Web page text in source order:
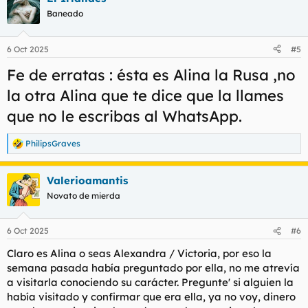
cuando llego tarda un poquito, pero bien, la veo y me me digo,
uff, creo que he palmado 50€, pero como ya estamos y con el
calenton, pos venga pa dentro.,pos eso empieza a chupar con
desgana , casi ni se pone dura , le digo venga dame condon
que te empuje como el que cierra un cajo, tres envestidas ,
hago que me corro , y pa casa. encima se molesta la señora
c
i
e
:
Baneado
6 Oct 2025 #5
Fe de erratas : ésta es Alina la Rusa ,no
la otra Alina que te dice que la llames
que no le escribas al WhatsApp.
R
e
a
c
c
i
e
:
PhilipsGraves
Valerioamantis
Novato de mierda
6 Oct 2025 #6
Claro es Alina o seas Alexandra / Victoria, por eso la
semana pasada había preguntado por ella, no me atrevía
a visitarla conociendo su carácter. Pregunte' si alguien la
había visitado y confirmar que era ella, ya no voy, dinero